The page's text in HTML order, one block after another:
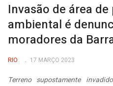
Invasão de área
ambiental é
moradores da
RIO 17 MARÇO 2023
Terreno supostamente